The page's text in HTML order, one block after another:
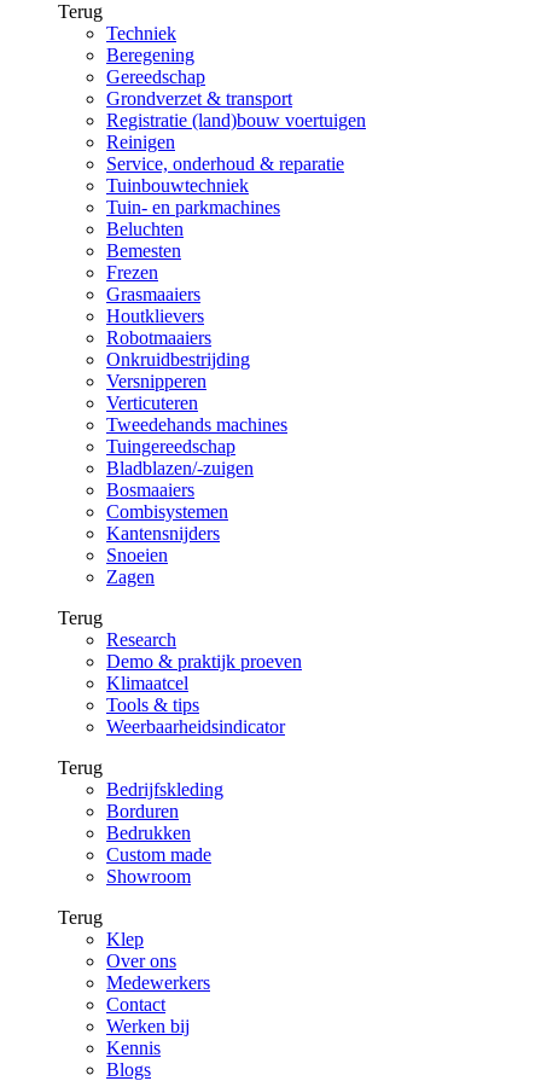
Terug
Techniek
Beregening
Gereedschap
Grondverzet & transport
Registratie (land)bouw voertuigen
Reinigen
Service, onderhoud & reparatie
Tuinbouwtechniek
Tuin- en parkmachines
Beluchten
Bemesten
Frezen
Grasmaaiers
Houtklievers
Robotmaaiers
Onkruidbestrijding
Versnipperen
Verticuteren
Tweedehands machines
Tuingereedschap
Bladblazen/-zuigen
Bosmaaiers
Combisystemen
Kantensnijders
Snoeien
Zagen
Terug
Research
Demo & praktijk proeven
Klimaatcel
Tools & tips
Weerbaarheidsindicator
Terug
Bedrijfskleding
Borduren
Bedrukken
Custom made
Showroom
Terug
Klep
Over ons
Medewerkers
Contact
Werken bij
Kennis
Blogs